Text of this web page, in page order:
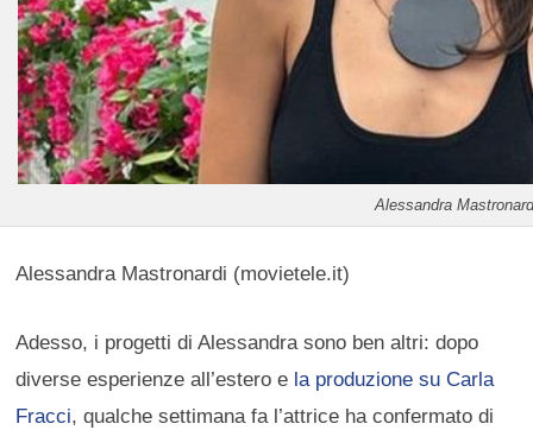
Alessandra
Alessandra Mastronardi (movietele.it)
Adesso, i progetti di Alessandra sono ben altri: dopo
diverse esperienze all’estero e la produzione su Carla
Fracci, qualche settimana fa l’attrice ha confermato di